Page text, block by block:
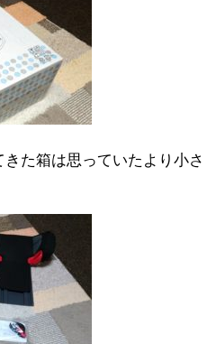
た箱は思っていたより小さ